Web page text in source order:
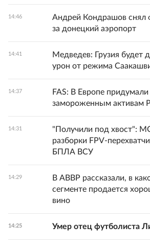
14:46
Андрей Кондрашов снял
за донецкий аэропорт
14:41
Медведев: Грузия будет
урон от режима
14:37
FAS: В Европе
замороженным активам
14:31
"Получили под хвост":
разборки FPV-
БПЛА ВСУ
14:29
В АВВР рассказали, в
сегменте продается
вино
14:25 Умер отец футболиста